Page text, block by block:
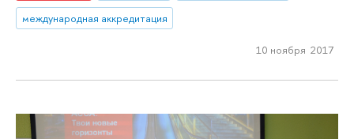
международная аккредитация
10 ноября 2017